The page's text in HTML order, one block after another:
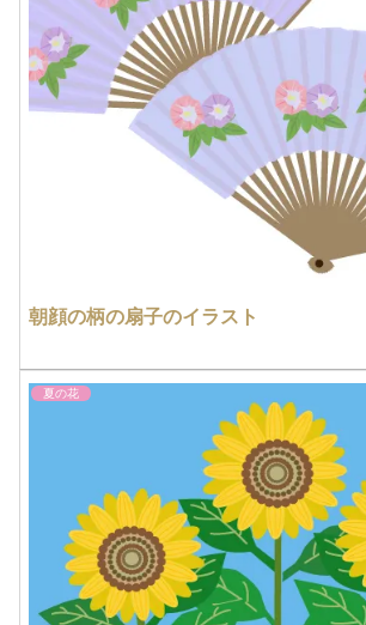
朝顔の柄の扇子のイラスト
夏の花